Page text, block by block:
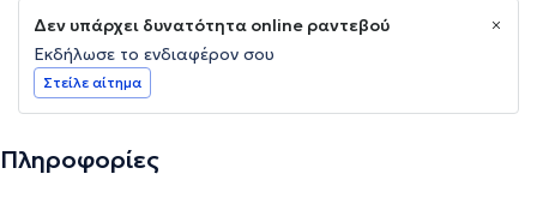
Δεν υπάρχει δυνατότητα online ραντεβού
Εκδήλωσε το ενδιαφέρον σου
Στείλε αίτημα
Πληροφορίες